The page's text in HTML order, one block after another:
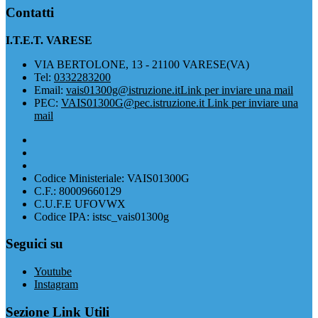
Contatti
I.T.E.T. VARESE
VIA BERTOLONE, 13 - 21100 VARESE(VA)
Tel: 0332283200
Email: vais01300g@istruzione.itLink per inviare una mail
PEC: VAIS01300G@pec.istruzione.it Link per inviare una
mail
Codice Ministeriale: VAIS01300G
C.F.: 80009660129
C.U.F.E UFOVWX
Codice IPA: istsc_vais01300g
Seguici su
Youtube
Instagram
Sezione Link Utili